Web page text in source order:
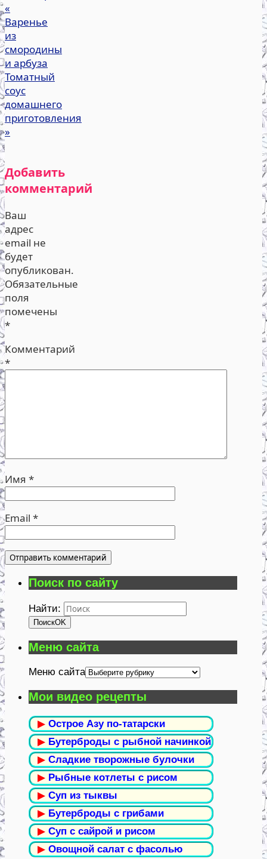
«
Варенье
из
смородины
и арбуза
Томатный
соус
домашнего
приготовления
»
Добавить
комментарий
Ваш
адрес
email не
будет
опубликован.
Обязательные
поля
помечены
*
Комментарий
*
Имя *
Email *
Поиск по сайту
Найти:
ПоискOK
Меню сайта
Меню сайта
Мои видео рецепты
▶ Острое Азу по-татарски
▶ Бутерброды с рыбной начинкой
▶ Сладкие творожные булочки
▶ Рыбные котлеты с рисом
▶ Суп из тыквы
▶ Бутерброды с грибами
▶ Суп с сайрой и рисом
▶ Овощной салат с фасолью